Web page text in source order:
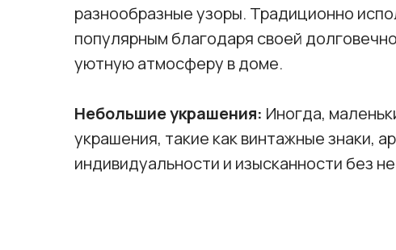
разнообразные узоры. Традиционно
популярным благодаря своей
уютную атмосферу в доме.
Небольшие украшения: Иногда,
украшения, такие как винтажные знаки,
индивидуальности и изысканности без